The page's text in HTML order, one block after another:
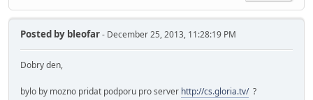
Posted by bleofar- December 25, 2013, 11:28:19 PM
Dobry den,
bylo by mozno pridat podporu pro server http://cs.gloria.tv/?